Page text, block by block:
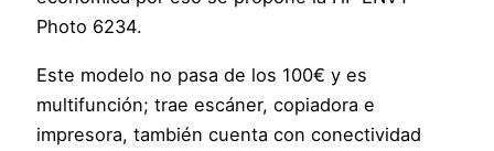
Photo 6234.
Este modelo no pasa de los 100€ y es
multifunción; trae escáner, copiadora e
impresora, también cuenta con conectividad